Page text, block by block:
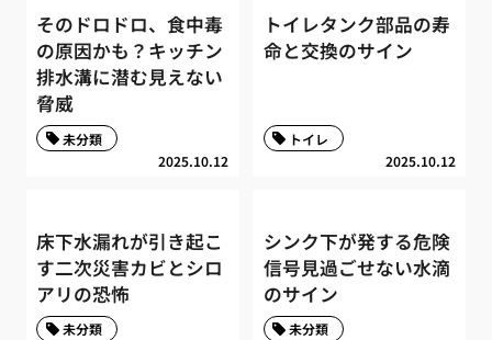
そのドロドロ、食中毒
の原因かも？キッチン
排水溝に潜む見えない
脅威
2025.10.12
未分類
トイレタンク部品の寿
命と交換のサイン
2025.10.12
トイレ
床下水漏れが引き起こ
す二次災害カビとシロ
アリの恐怖
未分類
シンク下が発する危険
信号見過ごせない水滴
のサイン
未分類